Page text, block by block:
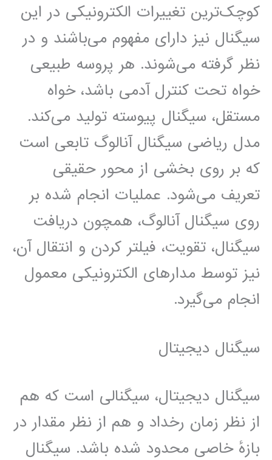
کوچک‌ترین تغییرات الکترونیکی در این
سیگنال نیز دارای مفهوم می‌باشند و در
نظر گرفته می‌شوند. هر پروسه طبیعی
خواه تحت کنترل آدمی باشد، خواه
مستقل، سیگنال پیوسته تولید می‌کند.
مدل ریاضی سیگنال آنالوگ تابعی است
که بر روی بخشی از محور حقیقی
تعریف می‌شود. عملیات انجام شده بر
روی سیگنال آنالوگ، همچون دریافت
سیگنال، تقویت، فیلتر کردن و انتقال آن،
نیز توسط مدارهای الکترونیکی معمول
انجام می‌گیرد.
سیگنال دیجیتال
سیگنال دیجیتال، سیگنالی است که هم
از نظر زمان رخداد و هم از نظر مقدار در
بازهٔ خاصی محدود شده باشد. سیگنال